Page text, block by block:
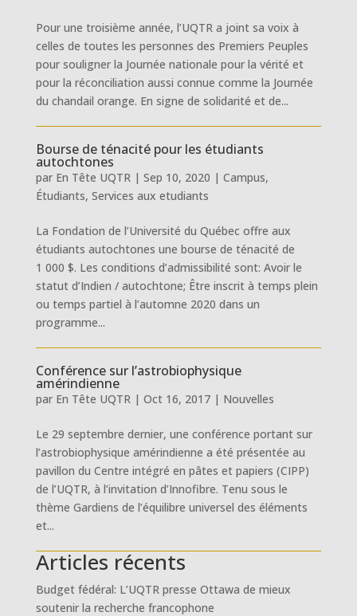
Pour une troisième année, l’UQTR a joint sa voix à
celles de toutes les personnes des Premiers Peuples
pour souligner la Journée nationale pour la vérité et
pour la réconciliation aussi connue comme la Journée
du chandail orange. En signe de solidarité et de...
Bourse de ténacité pour les étudiants
autochtones
par En Tête UQTR| Sep 10, 2020 | Campus,
Étudiants, Services aux etudiants
La Fondation de l’Université du Québec offre aux
étudiants autochtones une bourse de ténacité de
1 000 $. Les conditions d’admissibilité sont: Avoir le
statut d’Indien / autochtone; Être inscrit à temps plein
ou temps partiel à l’automne 2020 dans un
programme...
Conférence sur l’astrobiophysique
amérindienne
par En Tête UQTR| Oct 16, 2017| Nouvelles
Le 29 septembre dernier, une conférence portant sur
l’astrobiophysique amérindienne a été présentée au
pavillon du Centre intégré en pâtes et papiers (CIPP)
de l’UQTR, à l’invitation d’Innofibre. Tenu sous le
thème Gardiens de l’équilibre universel des éléments
et...
Articles récents
Budget fédéral: L’UQTR presse Ottawa de mieux
soutenir la recherche francophone